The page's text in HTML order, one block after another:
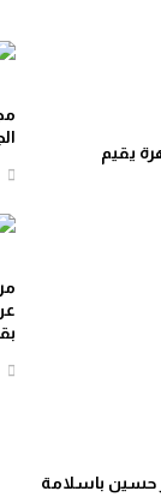
يقيم
الجامعي
حسين باسلامة